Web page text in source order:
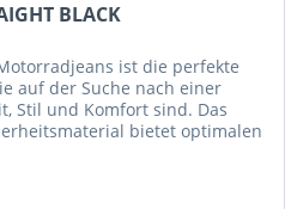
BLACK
ist die perfekte
auf der Suche nach einer
Stil und Komfort sind. Das
bietet optimalen